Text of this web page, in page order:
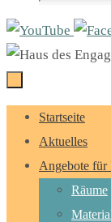
Zum
Inhalt
springen
Startseite
Aktuelles
Angebote für
Räume